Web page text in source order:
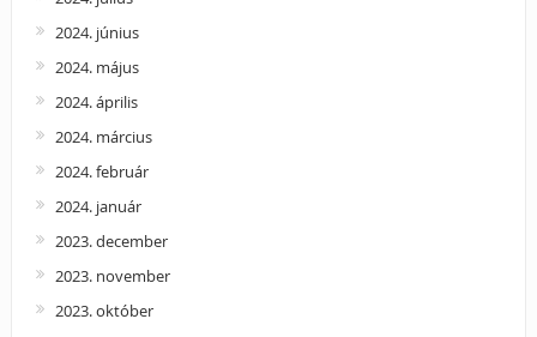
2024. június
2024. május
2024. április
2024. március
2024. február
2024. január
2023. december
2023. november
2023. október